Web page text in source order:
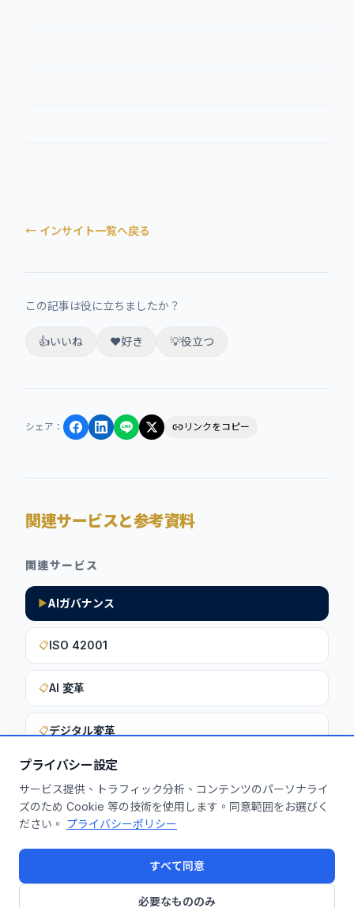
プライバシー設定
サービス提供、トラフィック分析、コンテンツのパーソナライ
ズのため Cookie 等の技術を使用します。同意範囲をお選びく
ださい。 プライバシーポリシー
すべて同意
必要なもののみ
← インサイト一覧へ戻る
この記事は役に立ちましたか？
👍いいね ❤️好き 💡役立つ
シェア ： リンクをコピー
関連サービスと参考資料
関連サービス
▶AIガバナンス
📋ISO 42001
📋AI 変革
📋デジタル変革
このインサイトを貴社に活用しません
か？
無料診断を申し込む